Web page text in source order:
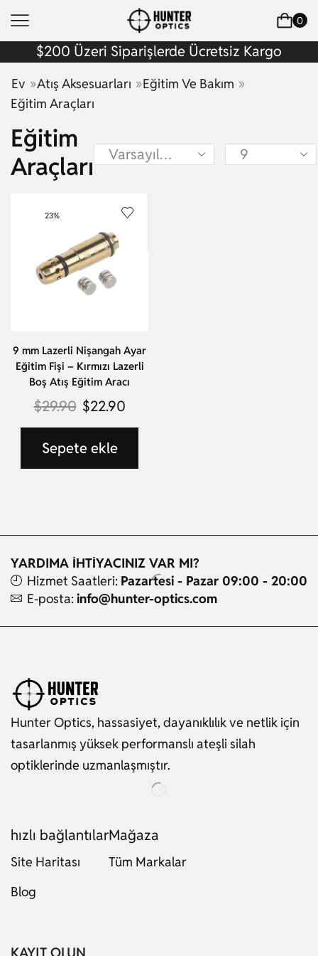
0
$200 Üzeri Siparişlerde Ücretsiz Kargo
Ev »Atış Aksesuarları »Eğitim Ve Bakım »
Eğitim Araçları
Eğitim
Araçları
23%
9 mm Lazerli Nişangah Ayar
Eğitim Fişi – Kırmızı Lazerli
Boş Atış Eğitim Aracı
$29.90 $22.90
Sepete ekle
YARDIMA İHTİYACINIZ VAR MI?
Hizmet Saatleri: Pazartesi - Pazar 09:00 - 20:00
E-posta: info@hunter-optics.com
Hunter Optics, hassasiyet, dayanıklılık ve netlik için
tasarlanmış yüksek performanslı ateşli silah
optiklerinde uzmanlaşmıştır.
hızlı bağlantılar
Site Haritası
Blog
Mağaza
Tüm Markalar
KAYIT OLUN